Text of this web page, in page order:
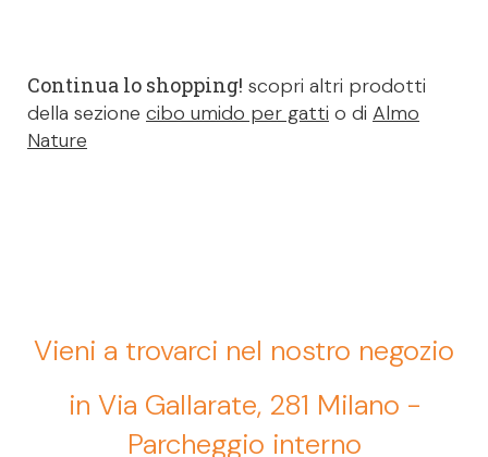
Continua lo shopping! scopri altri prodotti
della sezione cibo umido per gatti o di Almo
Nature
Vieni a trovarci nel nostro negozio
in Via Gallarate, 281 Milano -
Parcheggio interno